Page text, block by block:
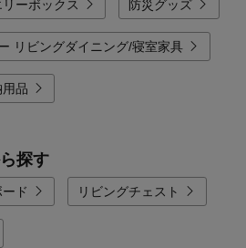
ーボックス 防災グッズ
リビングダイニング/寝室家具
品
探す
ド リビングチェスト